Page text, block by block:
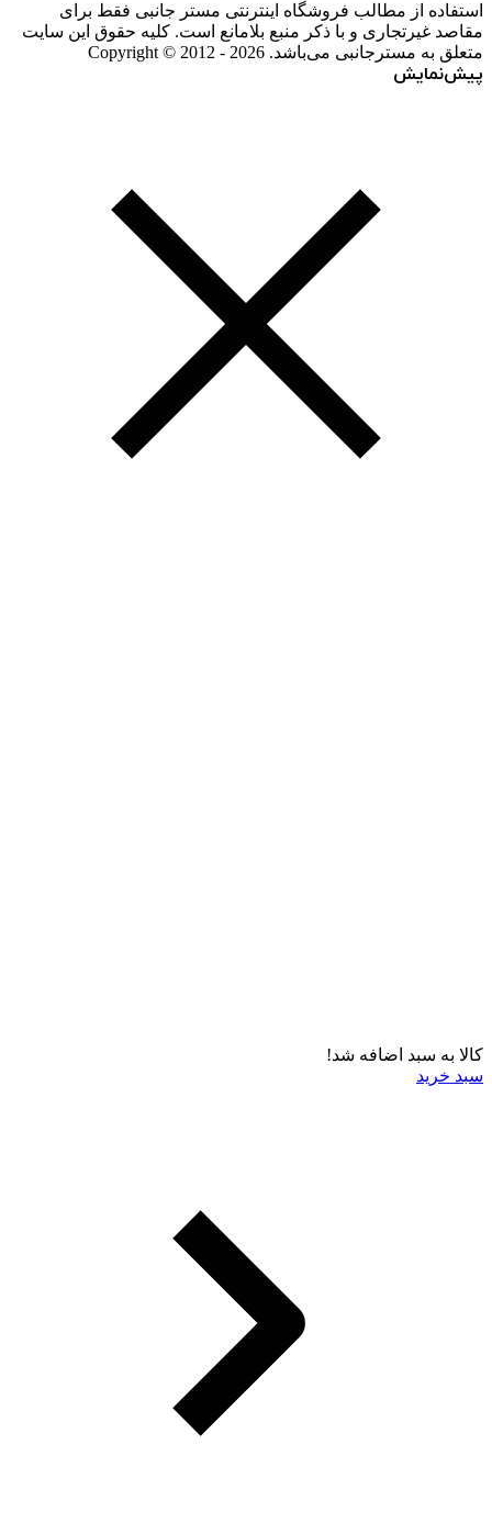
استفاده از مطالب فروشگاه اینترنتی مستر جانبی فقط برای
مقاصد غیرتجاری و با ذکر منبع بلامانع است. کلیه حقوق این سایت
متعلق به مسترجانبی می‌باشد. Copyright © 2012 - 2026
پیش‌نمایش
کالا به سبد اضافه شد!
سبد خرید